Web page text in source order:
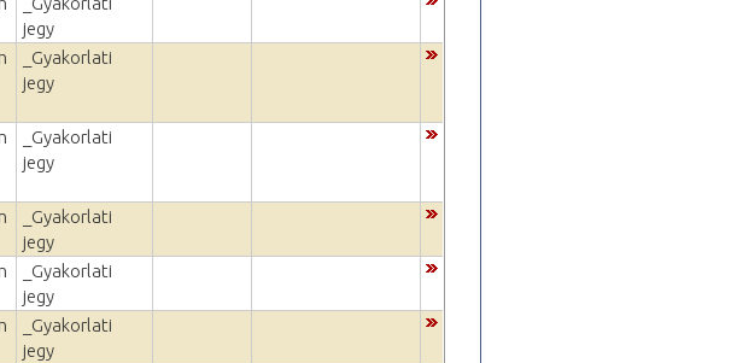
jegy
_Gyakorlati
jegy
_Gyakorlati
jegy
_Gyakorlati
jegy
_Gyakorlati
jegy
_Gyakorlati
jegy